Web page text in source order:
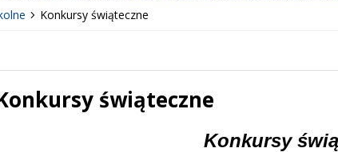
Konkursy świąteczne
świąteczne
Konkursy